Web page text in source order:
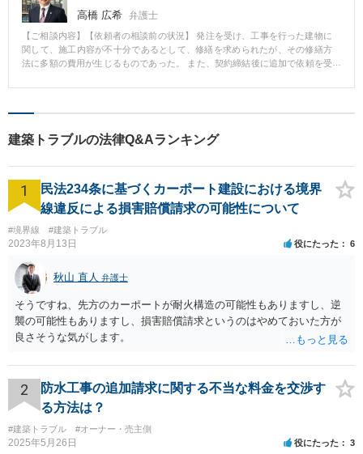
高橋 広希 弁護士
【ご相談内容】【依頼者の相談前の状況】 発注を受け、工事を行った建物に
関して、施工内容が不十分であるとして、修繕を求められたが、その修繕方
法に多額の費用が生じるものであった。 また、契約締結後に追加で依頼を受
れてしまった。 【依頼者の相談後の状況】 相手方との間で契約不適合となる
れていないこと、無償で行うと述べたことがないことを説明し、費用を負担
することで合意しました。 【解決方法、弁護士として果たした役割など】 発
分もきちんと聴取したうえで、丁寧に説明することで、相手方の理解を得
て、話を進めることができました。
建築トラブルの法律Q&Aランキング
1
民法234条に基づくカーポート建設における境界
線違反による損害賠償請求の可能性について
#境界線 #建築トラブル
2023年8月13日 役にたった 6
秋山 直人 弁護士
そうですね、先方のカーポートが耐火構造の可能性もありますし、逆
襲の可能性もありますし、損害賠償請求というのはやめておいた方が
良さそうな気がします。
2
防水工事の追加請求に関する不当な料金を交渉す
る方法は？
#建築トラブル #オーナー・売主側
2025年5月26日 役にたった 3